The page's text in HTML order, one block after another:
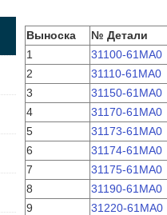
Выноска
№ Детали
1
31100-61MA0
2
31110-61MA0
3
31150-61MA0
4
31170-61MA0
5
31173-61MA0
6
31174-61MA0
7
31175-61MA0
8
31190-61MA0
9
31220-61MA0